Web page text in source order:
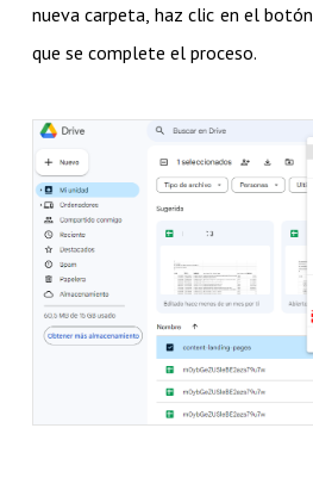
nueva carpeta, haz clic en el
que se complete el proceso.